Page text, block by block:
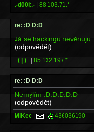
.-d00b.- | 88.103.71.*
re: :D:D:D
Já se hackingu
(odpovědět)
_( | )_ | 85.132.197.*
re: :D:D:D
Nemýlím :D:D:D:D:D
(odpovědět)
MiKee | | 436036190